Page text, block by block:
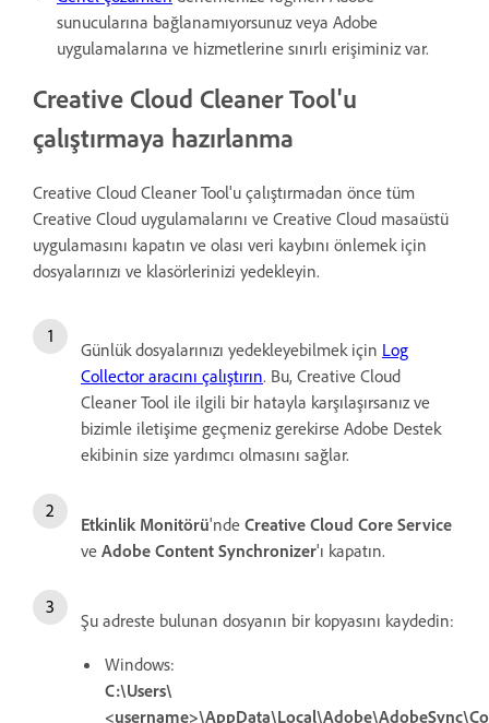
sunucularına bağlanamıyorsunuz veya Adobe
uygulamalarına ve hizmetlerine sınırlı erişiminiz var.
Creative Cloud Cleaner Tool'u
çalıştırmaya hazırlanma
Creative Cloud Cleaner Tool'u çalıştırmadan önce tüm
Creative Cloud uygulamalarını ve Creative Cloud masaüstü
uygulamasını kapatın ve olası veri kaybını önlemek için
dosyalarınızı ve klasörlerinizi yedekleyin.
Günlük dosyalarınızı yedekleyebilmek için Log
Collector aracını çalıştırın. Bu, Creative Cloud
Cleaner Tool ile ilgili bir hatayla karşılaşırsanız ve
bizimle iletişime geçmeniz gerekirse Adobe Destek
ekibinin size yardımcı olmasını sağlar.
Etkinlik Monitörü'nde Creative Cloud Core Service
ve Adobe Content Synchronizer'ı kapatın.
Şu adreste bulunan dosyanın bir kopyasını kaydedin:
Windows:
C:\Users\